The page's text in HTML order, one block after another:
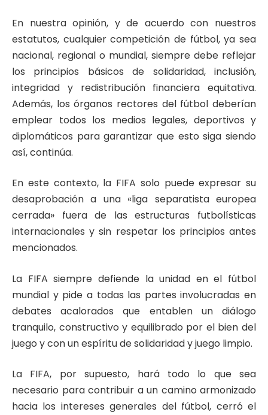
En nuestra opinión, y de acuerdo con nuestros
estatutos, cualquier competición de fútbol, ya sea
nacional, regional o mundial, siempre debe reflejar
los principios básicos de solidaridad, inclusión,
integridad y redistribución financiera equitativa.
Además, los órganos rectores del fútbol deberían
emplear todos los medios legales, deportivos y
diplomáticos para garantizar que esto siga siendo
así, continúa.
En este contexto, la FIFA solo puede expresar su
desaprobación a una «liga separatista europea
cerrada» fuera de las estructuras futbolísticas
internacionales y sin respetar los principios antes
mencionados.
La FIFA siempre defiende la unidad en el fútbol
mundial y pide a todas las partes involucradas en
debates acalorados que entablen un diálogo
tranquilo, constructivo y equilibrado por el bien del
juego y con un espíritu de solidaridad y juego limpio.
La FIFA, por supuesto, hará todo lo que sea
necesario para contribuir a un camino armonizado
hacia los intereses generales del fútbol, cerró el